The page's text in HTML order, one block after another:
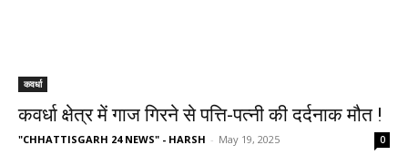
कवर्धा
कवर्धा क्षेत्र में गाज गिरने से पत्ति-पत्नी की दर्दनाक मौत !
"CHHATTISGARH 24 NEWS" - HARSH - May 19, 2025 0